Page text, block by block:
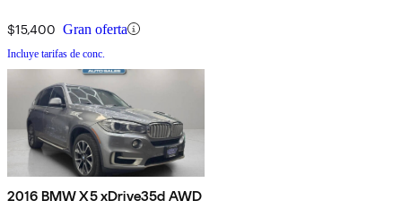
$15,400 Gran oferta
Incluye tarifas de conc.
2016 BMW X5 xDrive35d AWD